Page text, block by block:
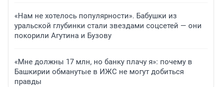
«Нам не хотелось популярности». Бабушки из
уральской глубинки стали звездами соцсетей — они
покорили Агутина и Бузову
«Мне должны 17 млн, но банку плачу я»: почему в
Башкирии обманутые в ИЖС не могут добиться
правды